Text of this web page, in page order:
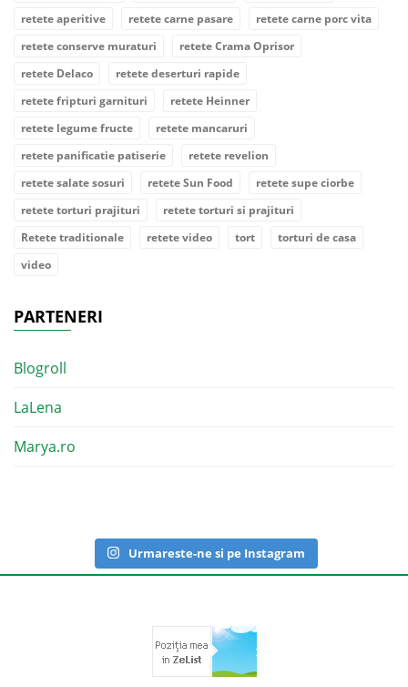
retete aperitive
retete carne pasare
retete carne porc vita
retete conserve muraturi
retete Crama Oprisor
retete Delaco
retete deserturi rapide
retete fripturi garnituri
retete Heinner
retete legume fructe
retete mancaruri
retete panificatie patiserie
retete revelion
retete salate sosuri
retete Sun Food
retete supe ciorbe
retete torturi prajituri
retete torturi si prajituri
Retete traditionale
retete video tort
torturi de casa
video
PARTENERI
Blogroll
LaLena
Marya.ro
Urmareste-ne si pe Instagram